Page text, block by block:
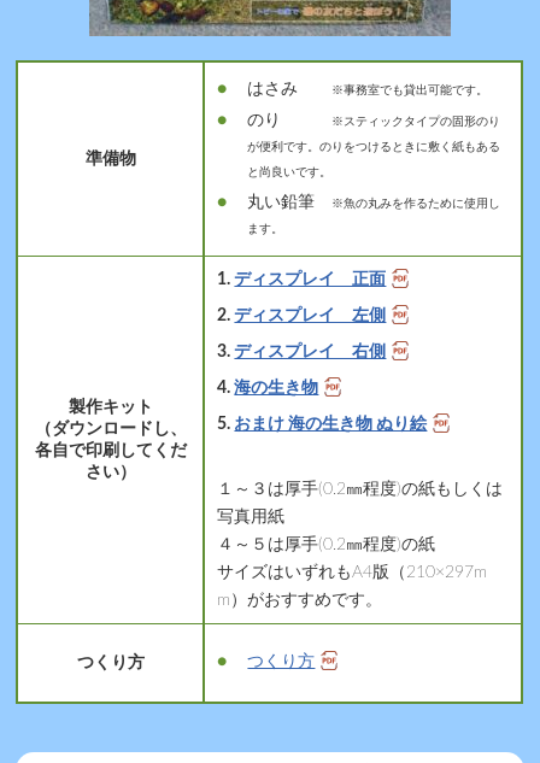
準備物
はさみ ※事務室でも貸出可能です。
のり ※スティックタイプの固形のり
が便利です。のりをつけるときに敷く紙もある
と尚良いです。
丸い鉛筆 ※魚の丸みを作るために使用し
ます。
製作キット
（ダウンロードし、
各自で印刷してくだ
さい）
ディスプレイ 正面
ディスプレイ 左側
ディスプレイ 右側
海の生き物
おまけ 海の生き物 ぬり絵
１～３は厚手(0.2㎜程度)の紙もしくは
写真用紙
４～５は厚手(0.2㎜程度)の紙
サイズはいずれもA4版（210×297m
m）がおすすめです。
つくり方 つくり方